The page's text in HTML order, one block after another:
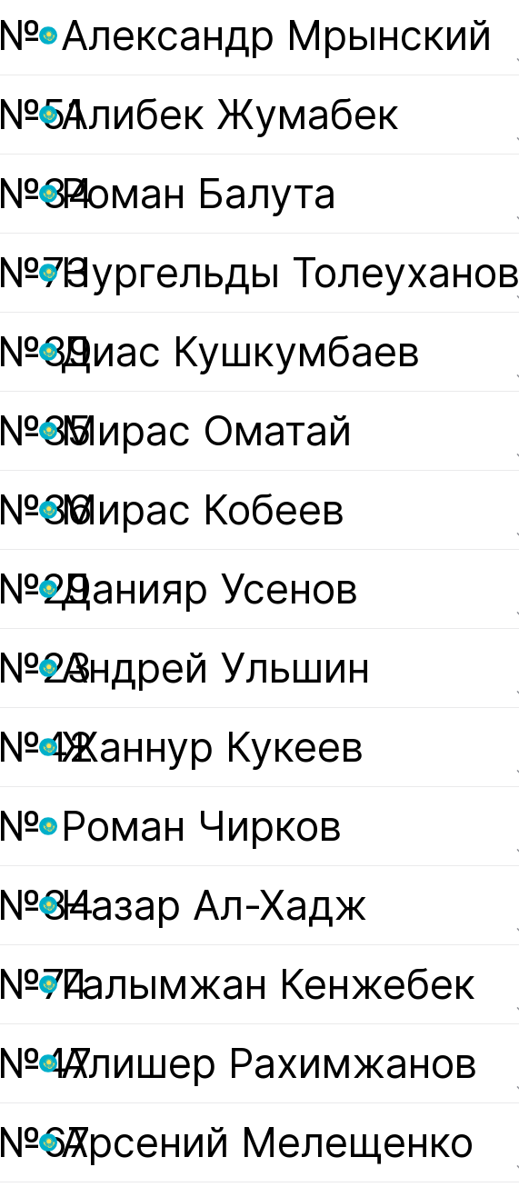
№ Александр Мрынский
№51Алибек Жумабек
№34Роман Балута
№73Нургельды Толеуханов
№39Диас Кушкумбаев
№85Мирас Оматай
№86Мирас Кобеев
№29Данияр Усенов
№23Андрей Ульшин
№42Жаннур Кукеев
№ Роман Чирков
№84Назар Ал-Хадж
№74Галымжан Кенжебек
№47Алишер Рахимжанов
№67Арсений Мелещенко